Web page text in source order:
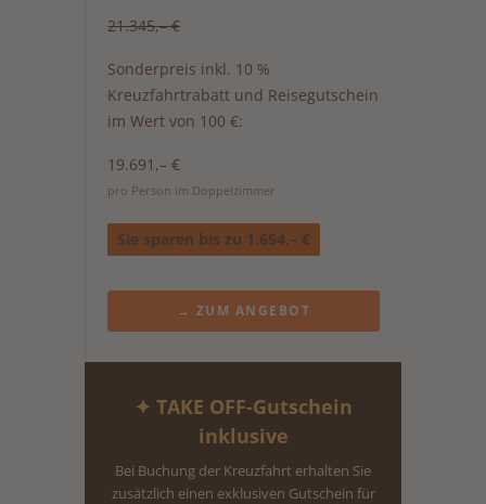
21.345,– €
Sonderpreis inkl. 10 %
Kreuzfahrtrabatt und Reisegutschein
im Wert von 100 €:
19.691,– €
pro Person im Doppelzimmer
Sie sparen bis zu 1.654,– €
→ ZUM ANGEBOT
✦ TAKE OFF-Gutschein
inklusive
Bei Buchung der Kreuzfahrt erhalten Sie
zusätzlich einen exklusiven Gutschein für